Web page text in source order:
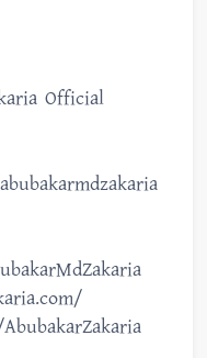
Official